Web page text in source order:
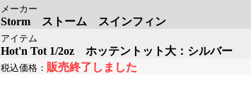
メーカー
Storm ストーム スインフィン
アイテム
Hot'n Tot 1/2oz ホッテントット大：シルバー
税込価格： 販売終了しました